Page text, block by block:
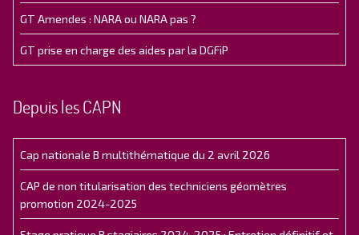
GT Amendes : NARA ou NARA pas ?
GT prise en charge des aides par la DGFiP
Depuis les CAPN
Cap nationale B multithématique du 2 avril 2026
CAP de non titularisation des techniciens géomètres
promotion 2024-2025